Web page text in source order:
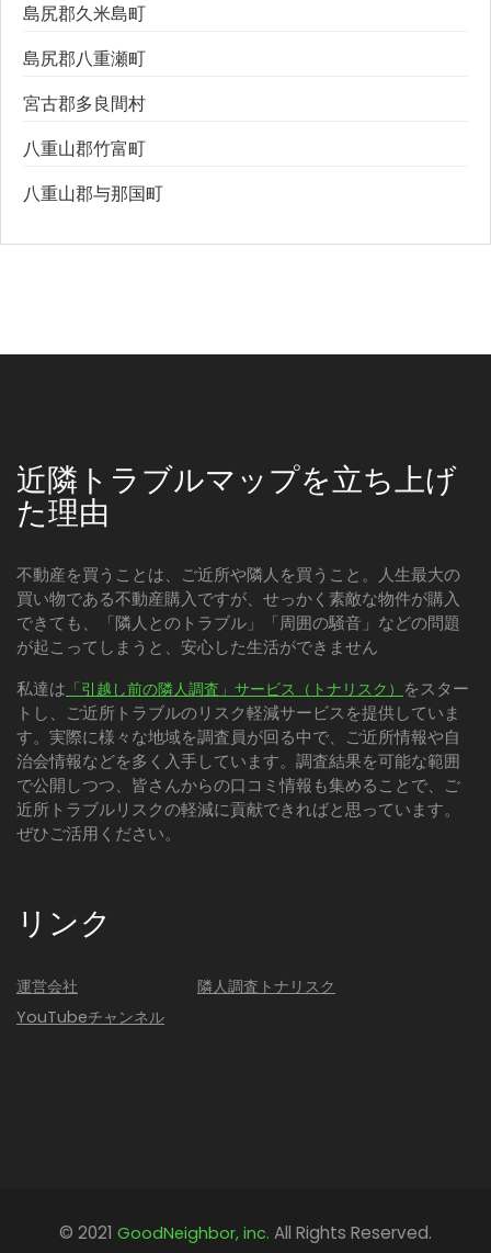
島尻郡久米島町
島尻郡八重瀬町
宮古郡多良間村
八重山郡竹富町
八重山郡与那国町
近隣トラブルマップを立ち上げ
た理由
不動産を買うことは、ご近所や隣人を買うこと。人生最大の
買い物である不動産購入ですが、せっかく素敵な物件が購入
できても、「隣人とのトラブル」「周囲の騒音」などの問題
が起こってしまうと、安心した生活ができません
私達は 「引越し前の隣人調査」サービス（トナリスク） をスター
トし、ご近所トラブルのリスク軽減サービスを提供していま
す。実際に様々な地域を調査員が回る中で、ご近所情報や自
治会情報などを多く入手しています。調査結果を可能な範囲
で公開しつつ、皆さんからの口コミ情報も集めることで、ご
近所トラブルリスクの軽減に貢献できればと思っています。
ぜひご活用ください。
リンク
運営会社
YouTubeチャンネル
隣人調査トナリスク
© 2021 GoodNeighbor, inc. All Rights Reserved.